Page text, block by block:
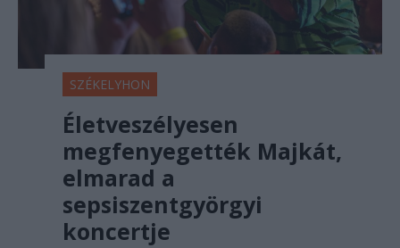
SZÉKELYHON
Életveszélyesen
megfenyegették Majkát,
elmarad a
sepsiszentgyörgyi
koncertje